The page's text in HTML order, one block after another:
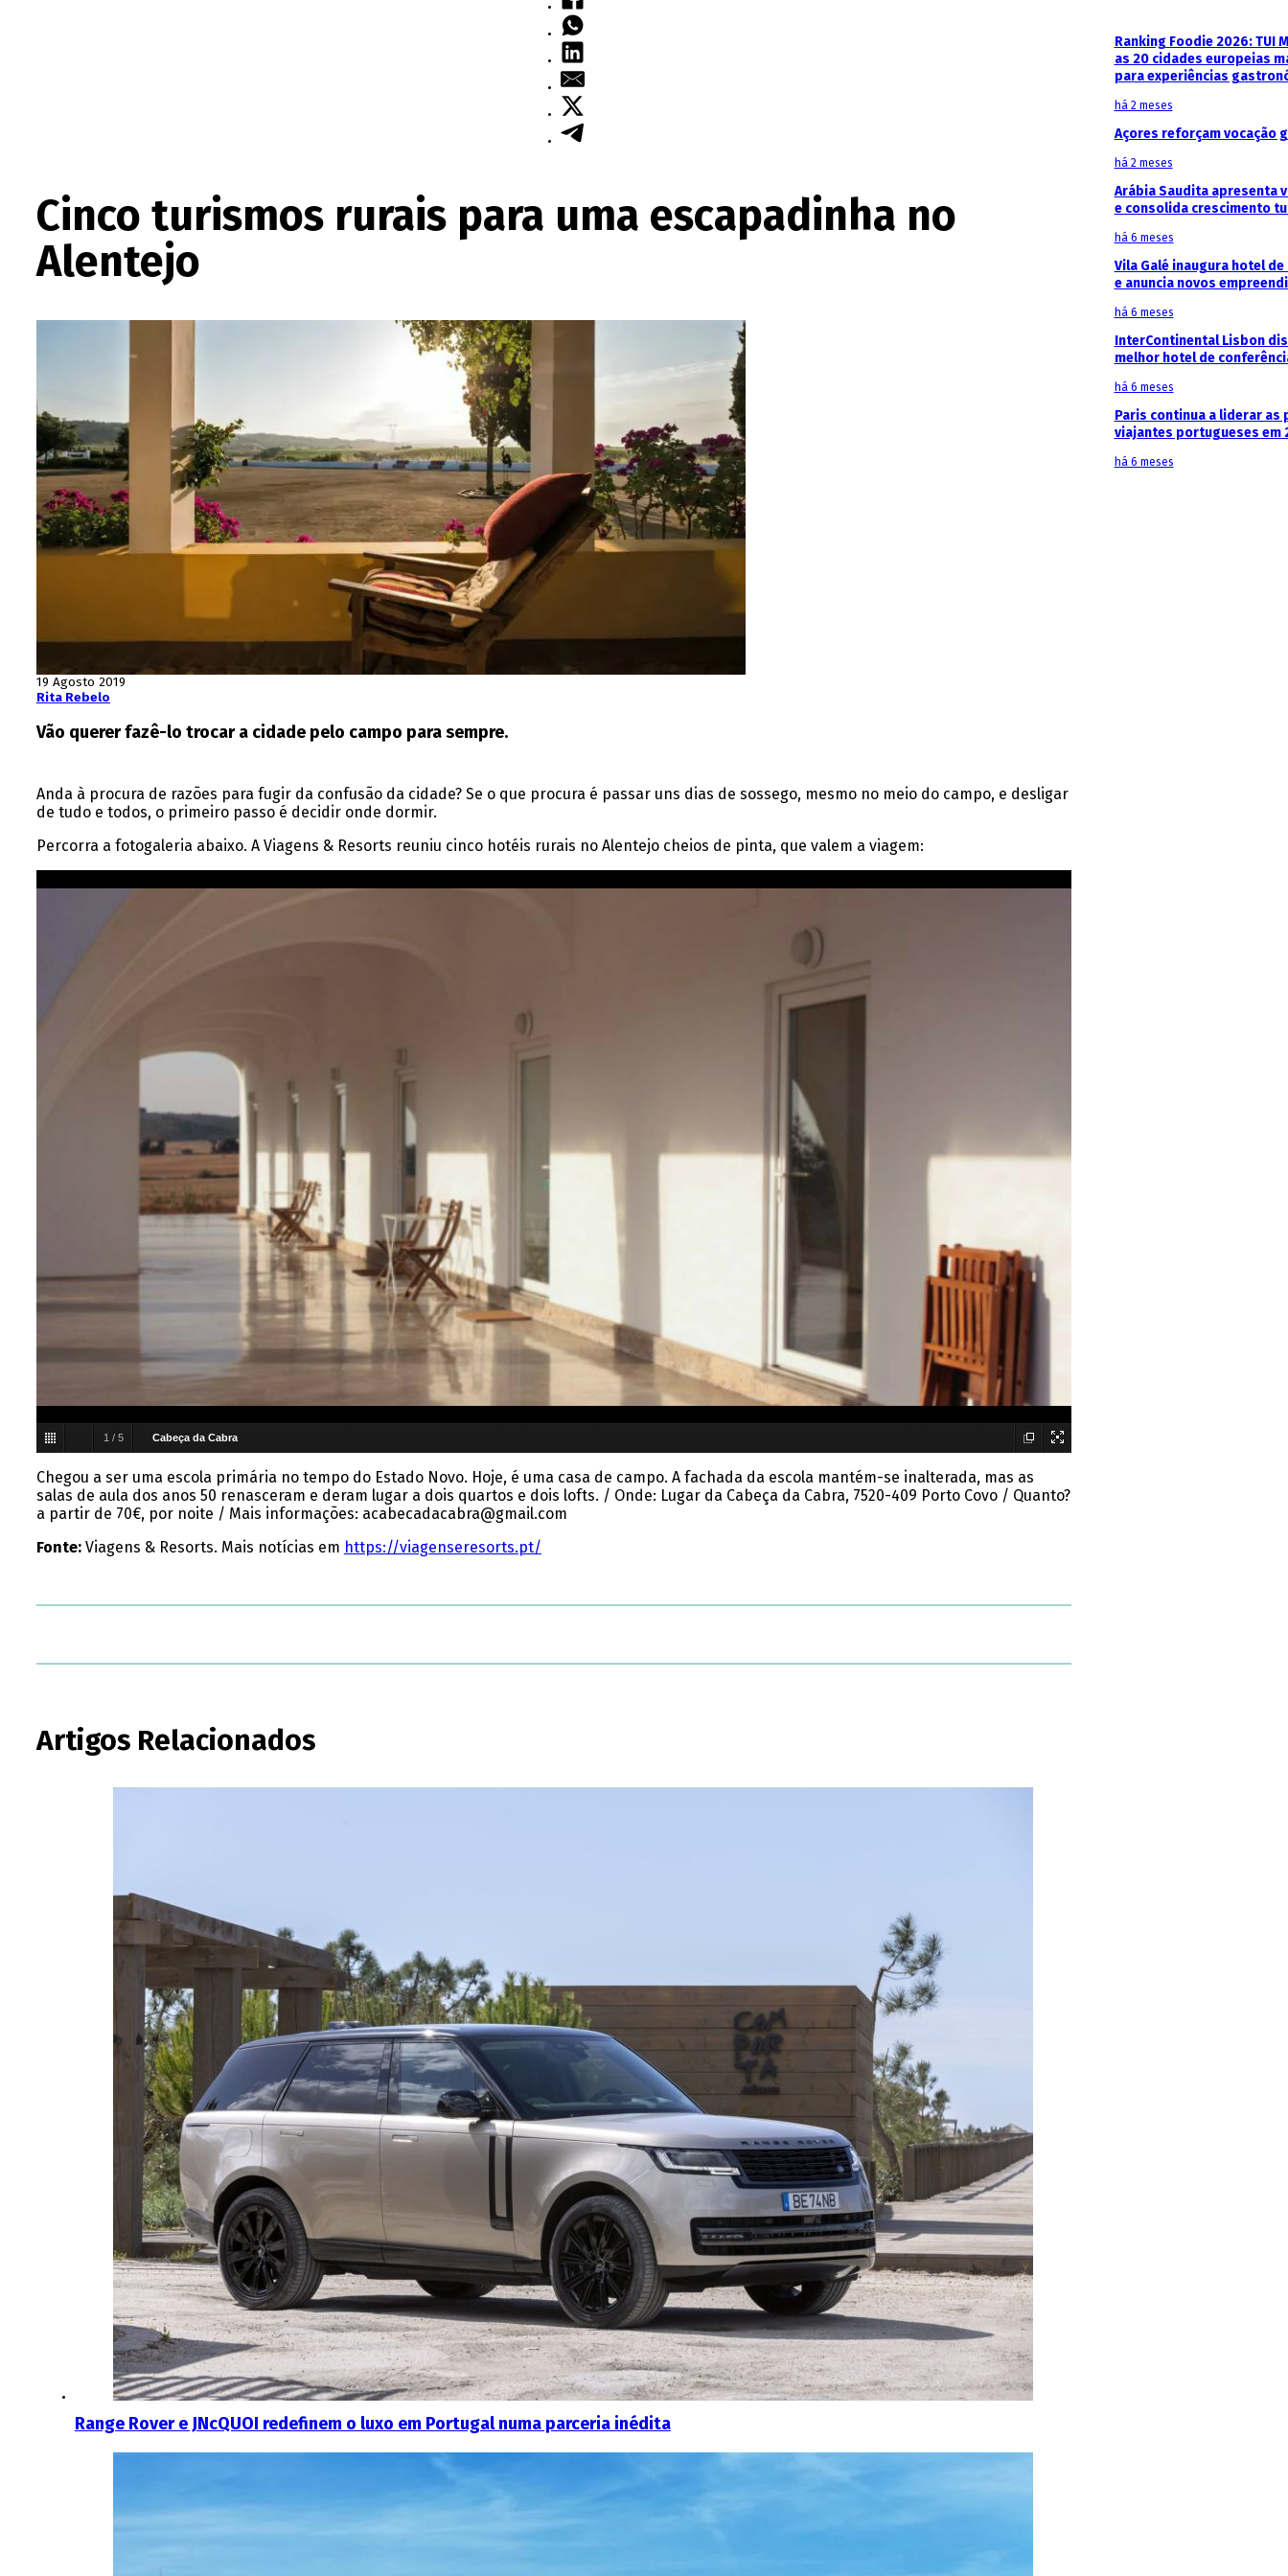
Cinco turismos rurais para uma escapadinha no
Alentejo
19 Agosto 2019
Rita Rebelo
Vão querer fazê-lo trocar a cidade pelo campo para sempre.
Anda à procura de razões para fugir da confusão da cidade? Se o que procura é passar uns dias de sossego, mesmo no meio do campo, e desligar
de tudo e todos, o primeiro passo é decidir onde dormir.
Percorra a fotogaleria abaixo. A Viagens & Resorts reuniu cinco hotéis rurais no Alentejo cheios de pinta, que valem a viagem:
1 / 5 Cabeça da Cabra
Chegou a ser uma escola primária no tempo do Estado Novo. Hoje, é uma casa de campo. A fachada da escola mantém-se inalterada, mas as
salas de aula dos anos 50 renasceram e deram lugar a dois quartos e dois lofts. / Onde: Lugar da Cabeça da Cabra, 7520-409 Porto Covo / Quanto?
a partir de 70€, por noite / Mais informações: acabecadacabra@gmail.com
Fonte:Viagens & Resorts. Mais notícias em https://viagenseresorts.pt/
Artigos Relacionados
Range Rover e JNcQUOI redefinem o luxo em Portugal numa parceria inédita
Ranking Foodie 2026: TUI
as 20 cidades europeias
para experiências
há 2 meses
Açores reforçam vocação
há 2 meses
Arábia Saudita apresenta
e consolida crescimento
há 6 meses
Vila Galé inaugura hotel de
e anuncia novos
há 6 meses
InterContinental Lisbon
melhor hotel de
há 6 meses
Paris continua a liderar as
viajantes portugueses em
há 6 meses